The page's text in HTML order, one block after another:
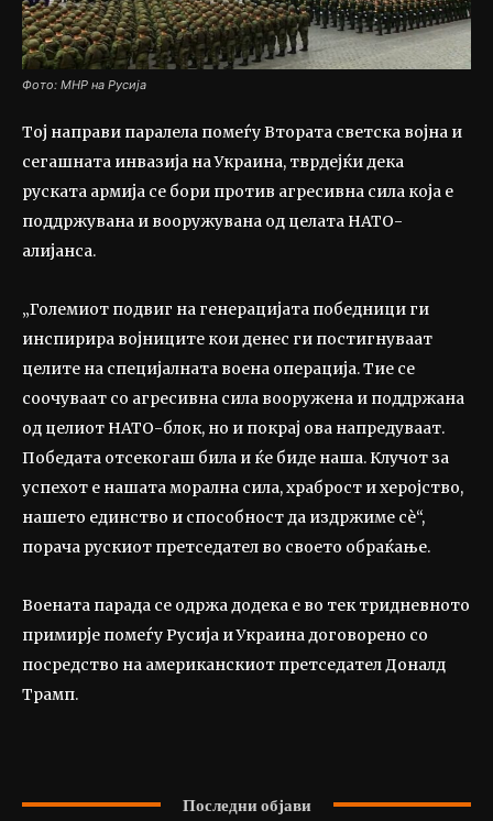
Фото: МНР на Русија
Тој направи паралела помеѓу Втората светска војна и
сегашната инвазија на Украина, тврдејќи дека
руската армија се бори против агресивна сила која е
поддржувана и вооружувана од целата НАТО-
алијанса.
„Големиот подвиг на генерацијата победници ги
инспирира војниците кои денес ги постигнуваат
целите на специјалната воена операција. Tие се
соочуваат со агресивна сила вооружена и поддржана
од целиот НАТО-блок, но и покрај ова напредуваат.
Победата отсекогаш била и ќе биде наша. Клучот за
успехот е нашата морална сила, храброст и херојство,
нашето единство и способност да издржиме сè“,
порача рускиот претседател во своето обраќање.
Воената парада се одржа додека е во тек тридневното
примирје помеѓу Русија и Украина договорено со
посредство на американскиот претседател Доналд
Трамп.
Последни објави